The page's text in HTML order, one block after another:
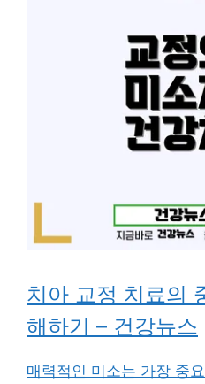
치아 교정 치료의
해하기 – 건강뉴스
매력적인 미소는 가장 중